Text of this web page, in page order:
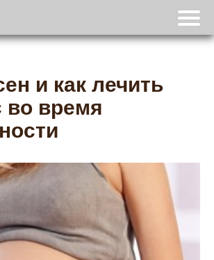
и как лечить
время